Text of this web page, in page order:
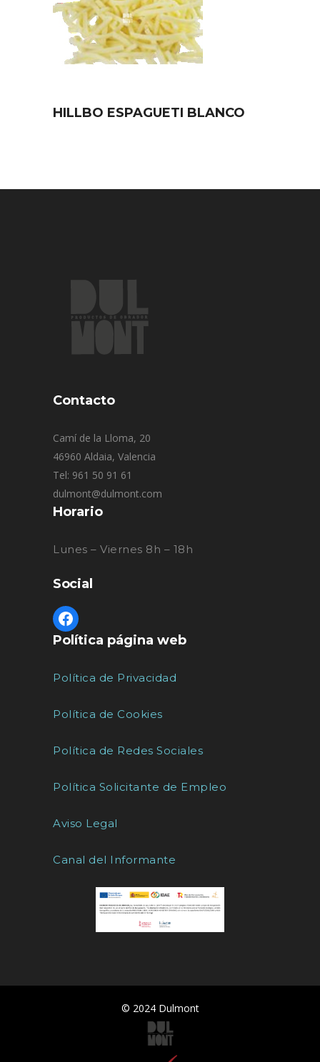
HILLBO ESPAGUETI BLANCO
Contacto
Camí de la Lloma, 20
46960 Aldaia, Valencia
Tel: 961 50 91 61
dulmont@dulmont.com
Horario
Lunes – Viernes 8h – 18h
Social
Política página web
Política de Privacidad
Política de Cookies
Política de Redes Sociales
Política Solicitante de Empleo
Aviso Legal
Canal del Informante
© 2024 Dulmont